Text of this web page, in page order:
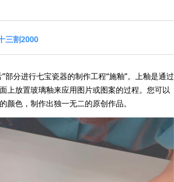
三割2000
部分进行七宝瓷器的制作工程“施釉”。上釉是通过
上放置玻璃釉来应用图片或图案的过程。您可以
颜色，制作出独一无二的原创作品。